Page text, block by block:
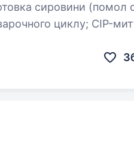
циклу; CIP-миття